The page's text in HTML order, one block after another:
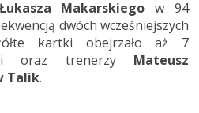
Łukasza Makarskiego w 94
dwóch wcześniejszych
kartki obejrzało aż 7
oraz trenerzy Mateusz
Talik.